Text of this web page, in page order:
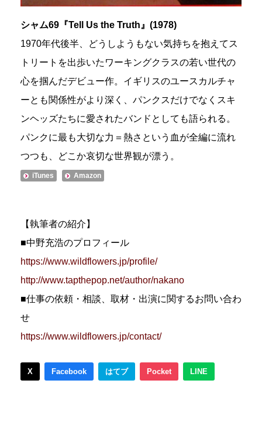
シャム69『Tell Us the Truth』(1978)
1970年代後半、どうしようもない気持ちを抱えてス
トリートを出歩いたワーキングクラスの若い世代の
心を掴んだデビュー作。イギリスのユースカルチャ
ーとも関係性がより深く、パンクスだけでなくスキ
ンヘッズたちに愛されたバンドとしても語られる。
パンクに最も大切な力＝熱さという血が全編に流れ
つつも、どこか哀切な世界観が漂う。
iTunes Amazon
【執筆者の紹介】
■中野充浩のプロフィール
https://www.wildflowers.jp/profile/
http://www.tapthepop.net/author/nakano
■仕事の依頼・相談、取材・出演に関するお問い合わ
せ
https://www.wildflowers.jp/contact/
X Facebook はてブ Pocket LINE